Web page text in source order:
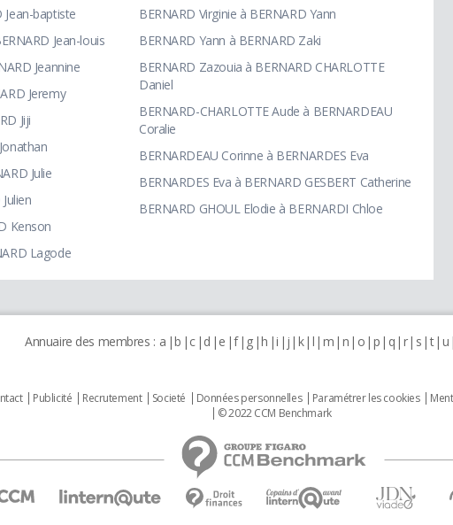
Jean-baptiste
Jean-louis
Jeannine
Jeremy
Jiji
Julie
Kenson
Lagode
BERNARD Virginie à BERNARD Yann
BERNARD Yann à BERNARD Zaki
BERNARD Zazouia à BERNARD CHARLOTTE
Daniel
BERNARD-CHARLOTTE Aude à BERNARDEAU
Coralie
BERNARDEAU Corinne à BERNARDES Eva
BERNARDES Eva à BERNARD GESBERT Catherine
BERNARD GHOUL Elodie à BERNARDI Chloe
Annuaire des membres : a b c d e f g h i j k l m n o p q r s t u
Publicité Recrutement Societé Données personnelles Paramétrer les cookies
© 2022 CCM Benchmark